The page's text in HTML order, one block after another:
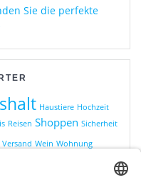
Sie die perfekte
Haustiere Hochzeit
Reisen Shoppen Sicherheit
Versand Wein Wohnung